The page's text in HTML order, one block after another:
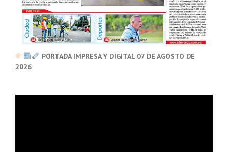
PORTADA IMPRESA Y DIGITAL 07 DE AGOSTO DE
2026